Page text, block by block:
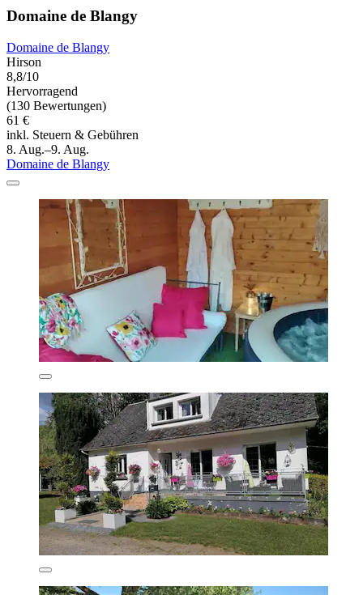
Domaine de Blangy
Domaine de Blangy
Hirson
8,8/10
Hervorragend
(130 Bewertungen)
61 €
inkl. Steuern & Gebühren
8. Aug.–9. Aug.
Domaine de Blangy